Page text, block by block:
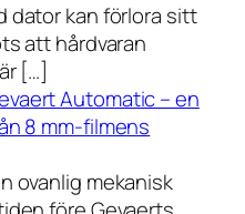
dator kan förlora sitt
att hårdvaran
[…]
Automatic – en
8 mm-filmens
ovanlig mekanisk